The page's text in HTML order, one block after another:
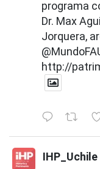
programa
Dr. Max
Jorquera,
http://
IHP_Uchile